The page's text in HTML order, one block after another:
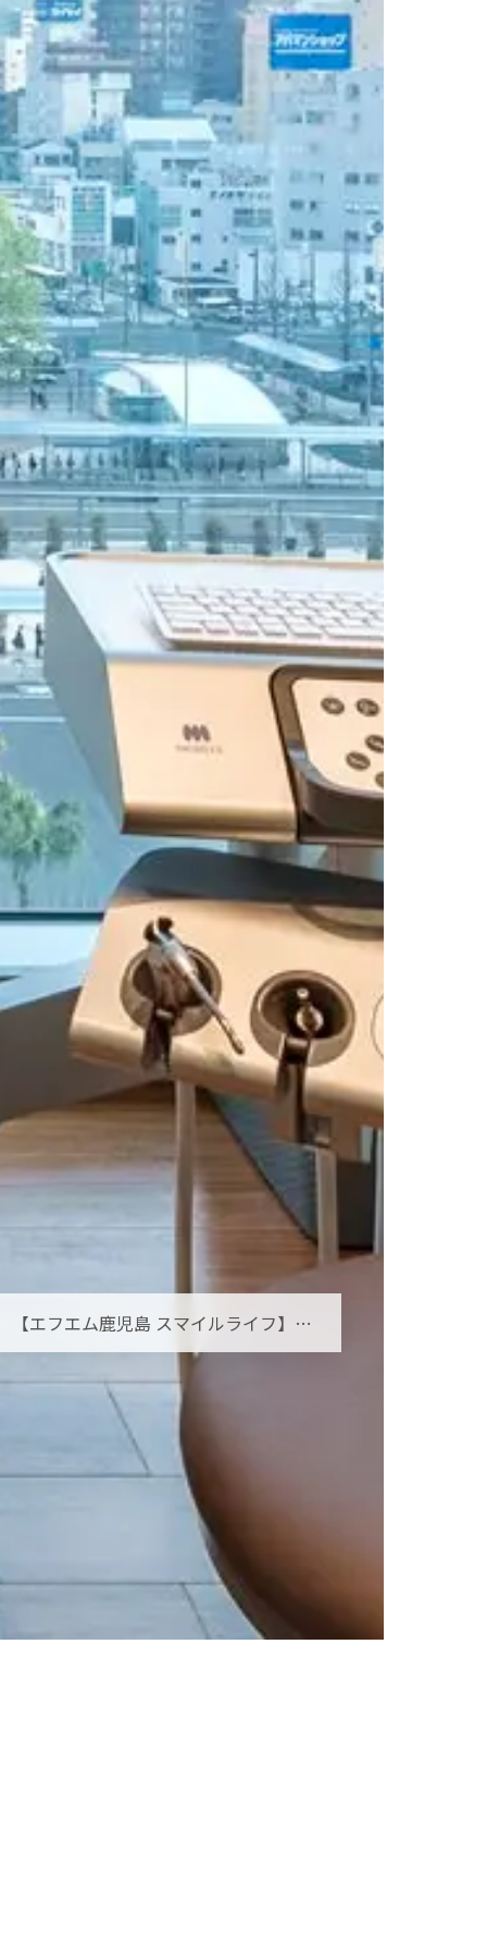
【エフエム鹿児島 スマイルライフ】オーラルフレイルとは？お口の小さな衰えを見逃さないために